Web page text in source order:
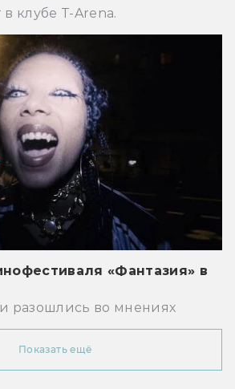
клубе T-Arena.
«Фантазия» в
разошлись во мнениях
Показать ещё